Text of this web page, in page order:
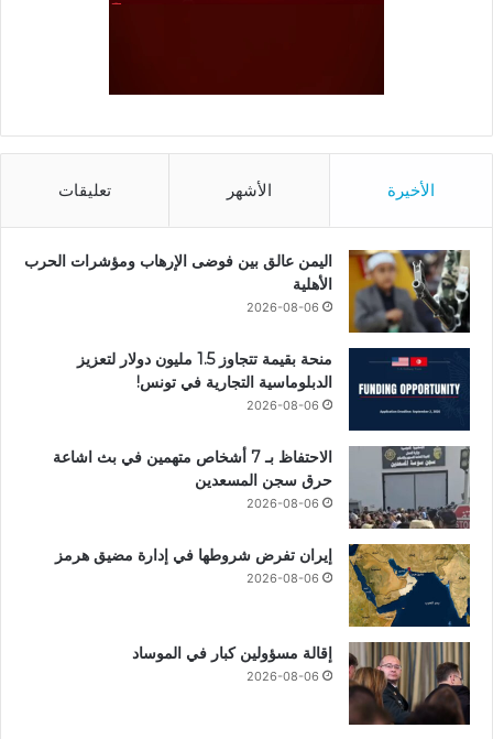
الأخيرة الأشهر تعليقات
اليمن عالق بين فوضى الإرهاب ومؤشرات الحرب
الأهلية
2026-08-06
منحة بقيمة تتجاوز 1.5 مليون دولار لتعزيز
الدبلوماسية التجارية في تونس!
2026-08-06
الاحتفاظ بـ 7 أشخاص متهمين في بث اشاعة
حرق سجن المسعدين
2026-08-06
إيران تفرض شروطها في إدارة مضيق هرمز
2026-08-06
إقالة مسؤولين كبار في الموساد
2026-08-06